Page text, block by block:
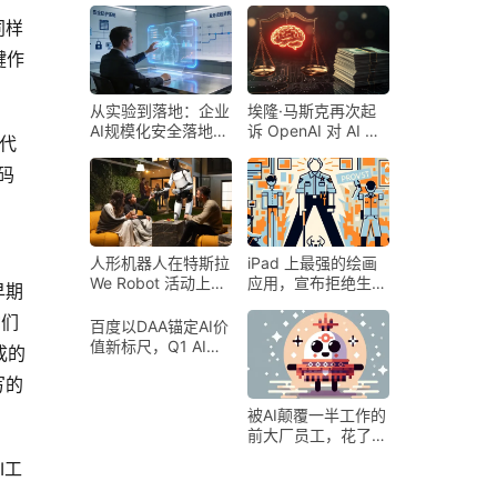
样
作
的
的
工
从实验到落地：企业
AI规模化安全落地的
埃隆·马斯克再次起
诉 OpenAI 对 AI 行
人形机器人在特斯拉
We Robot 活动上为
iPad 上最强的绘画
应用，宣布拒绝生成
百度以DAA锚定AI价
值新标尺，Q1 AI营
被AI颠覆一半工作的
前大厂员工，花了8